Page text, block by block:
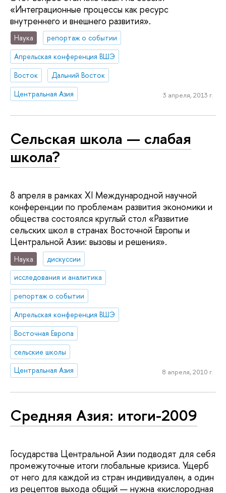
«Интеграционные процессы как ресурс
внутреннего и внешнего развития».
Наука
репортаж о событии
Апрельская конференция ВШЭ
Восток
Дальний Восток
Центральная Азия
3 апреля, 2013 г.
Сельская школа — слабая
школа?
8 апреля в рамках XI Международной научной
конференции по проблемам развития экономики и
общества состоялся круглый стол «Развитие
сельских школ в странах Восточной Европы и
Центральной Азии: вызовы и решения».
Наука
дискуссии
исследования и аналитика
репортаж о событии
Апрельская конференция ВШЭ
Восточная Европа
сельские школы
Центральная Азия
8 апреля, 2010 г.
Средняя Азия: итоги-2009
Государства Центральной Азии подводят для себя
промежуточные итоги глобальные кризиса. Ущерб
от него для каждой из стран индивидуален, а один
из рецептов выхода общий — нужна «кислородная